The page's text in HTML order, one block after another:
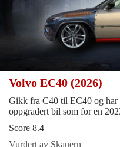
Volvo EC40 (2026)
Gikk fra C40 til EC40 og har
oppgradert bil som for en
Score 8.4
Vurdert av Skauern